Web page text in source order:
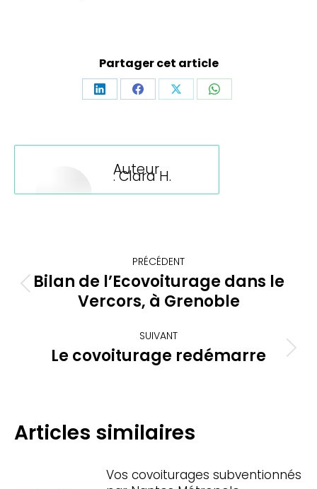
Partager cet article
PartagerPartagerPartagerPartager
Auteur
:Clara H.
Navigation
article PRÉCÉDENT
Article
précédent
Bilan de l’Ecovoiturage dans le
Vercors, à Grenoble
SUIVANT
Article
suivant
Le covoiturage redémarre
Articles similaires
Vos covoiturages subventionnés